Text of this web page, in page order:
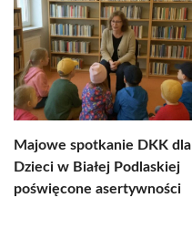
Majowe spotkanie DKK dla
Dzieci w Białej Podlaskiej
poświęcone asertywności